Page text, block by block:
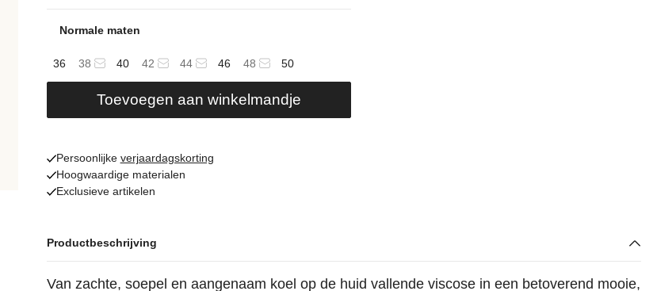
Normale maten
36 38 40 42 44 46 48 50
Toevoegen aan winkelmandje
Persoonlijke verjaardagskorting
Hoogwaardige materialen
Exclusieve artikelen
Productbeschrijving
Van zachte, soepel en aangenaam koel op de huid vallende viscose in een betoverend mooie,